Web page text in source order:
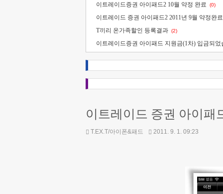
이트레이드증권 아이패드2 10월 약정 완료
(0)
이트레이드 증권 아이패드2 2011년 9월 약정완료
T끼리 온가족할인 등록결과 (2)
이트레이드증권 아이패드 지원금(1차) 입금되었
이트레이드 증권 아이패
T.EX.T/아이폰&패드 2011. 9. 1. 09:23